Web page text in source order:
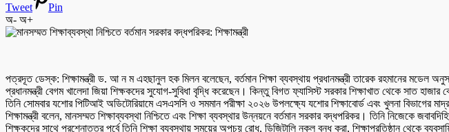
Tweet
Pin
অ- অ+
পত্রদূত ডেস্ক: শিক্ষামন্ত্রী ড. আ ন ম এহছানুল হক মিলন বলেছেন, বর্তমান শিক্ষা ব্যবস্থায় প্রধানমন্ত্রী তারেক রহমানের মডেল
প্রধানমন্ত্রী বেগম খালেদা জিয়া শিক্ষকদের সুযোগ-সুবিধা বৃদ্ধি করেছেন। কিন্তু বিগত ফ্যাসিস্ট সরকার শিক্ষাখাত থেকে সাত হাজার
তিনি সোমবার যশোর পিটিআই অডিটোরিয়ামে এসএসসি ও সমমান পরীক্ষা ২০২৬ উপলক্ষ্যে যশোর শিক্ষাবোর্ড এবং খুলনা বিভাগের
শিক্ষামন্ত্রী বলেন, মানসম্মত শিক্ষাব্যবস্থা নিশ্চিতে এবং শিক্ষা ব্যবস্থার উন্নয়নে বর্তমান সরকার বদ্ধপরিকর। তিনি নিজেকে
শিক্ষকদের সাথে প্রশ্নোত্তর পর্বে তিনি শিক্ষা ব্যবস্থায় সময়ের অপচয় রোধ, ডিজিটালি নকল বন্ধ করা, শিক্ষাপ্রতিষ্ঠান থেকে